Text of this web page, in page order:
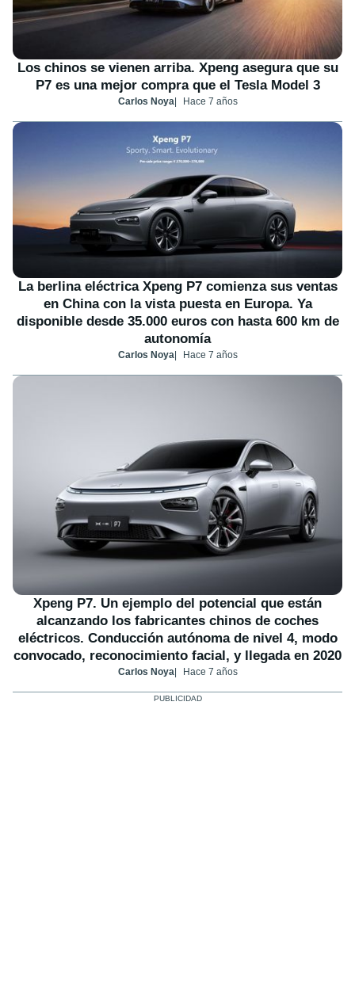
Los chinos se vienen arriba. Xpeng asegura que su
P7 es una mejor compra que el Tesla Model 3
Carlos Noya Hace 7 años
La berlina eléctrica Xpeng P7 comienza sus ventas
en China con la vista puesta en Europa. Ya
disponible desde 35.000 euros con hasta 600 km de
autonomía
Carlos Noya Hace 7 años
Xpeng P7. Un ejemplo del potencial que están
alcanzando los fabricantes chinos de coches
eléctricos. Conducción autónoma de nivel 4, modo
convocado, reconocimiento facial, y llegada en 2020
Carlos Noya Hace 7 años